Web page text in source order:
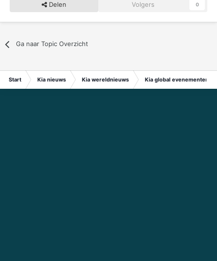
Delen Volgers 0
Ga naar Topic Overzicht
Start Kia nieuws Kia wereldnieuws Kia global evenementen